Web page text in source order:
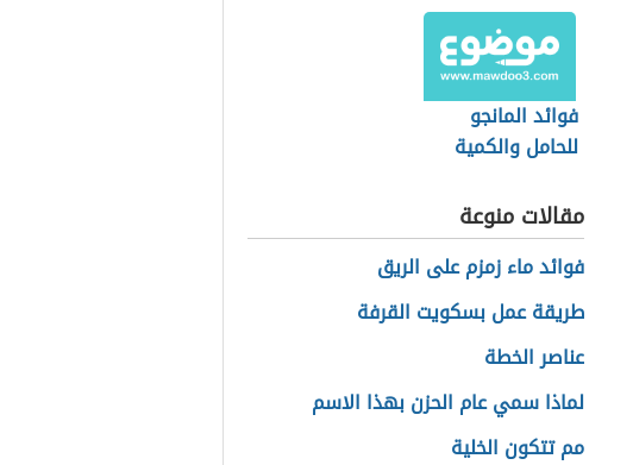
فوائد المانجو
للحامل والكمية
مقالات منوعة
فوائد ماء زمزم على الريق
طريقة عمل بسكويت القرفة
عناصر الخطة
لماذا سمي عام الحزن بهذا الاسم
مم تتكون الخلية